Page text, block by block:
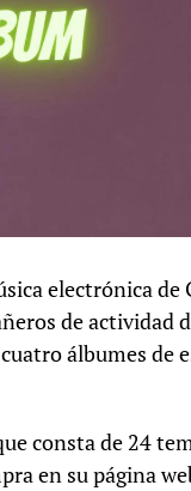
electrónica
de actividad
álbumes de
consta de 24
en su página